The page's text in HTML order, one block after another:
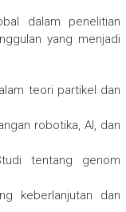
dalam penelitian
yang menjadi
teori partikel dan
robotika, AI, dan
tentang genom
keberlanjutan dan